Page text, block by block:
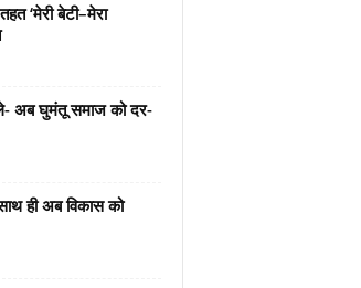
‘मेरी बेटी–मेरा
अब घुमंतू समाज को दर-
ही अब विकास को